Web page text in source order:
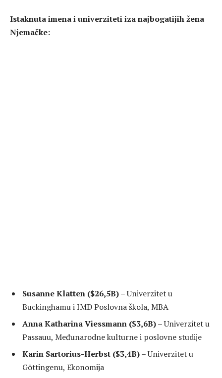
Istaknuta imena i univerziteti iza najbogatijih žena
Njemačke:
Susanne Klatten ($26,5B)– Univerzitet u
Buckinghamu i IMD Poslovna škola, MBA
Anna Katharina Viessmann ($3,6B)– Univerzitet u
Passauu, Međunarodne kulturne i poslovne studije
Karin Sartorius-Herbst ($3,4B)– Univerzitet u
Göttingenu, Ekonomija